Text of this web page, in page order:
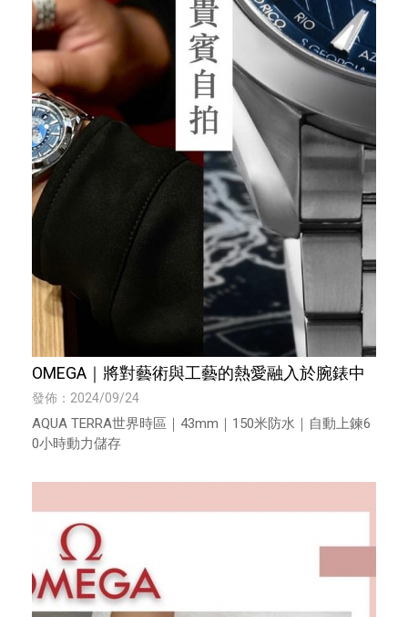
OMEGA｜將對藝術與工藝的熱愛融入於腕錶中
發佈：2024/09/24
AQUA TERRA世界時區｜43mm｜150米防水｜自動上鍊6
0小時動力儲存